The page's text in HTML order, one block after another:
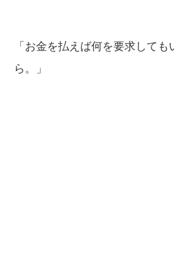
「お金を払えば何を要求して
ら。」